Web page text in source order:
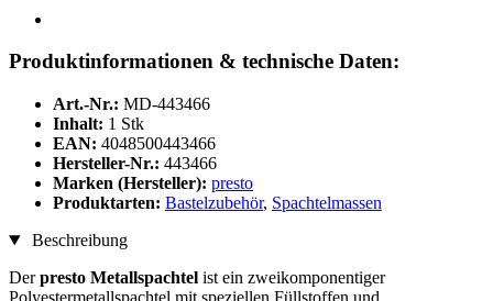
Produktinformationen & technische Daten:
Art.-Nr.: MD-443466
Inhalt: 1 Stk
EAN: 4048500443466
Hersteller-Nr.: 443466
Marken (Hersteller): presto
Produktarten: Bastelzubehör, Spachtelmassen
Beschreibung
Derpresto Metallspachtel ist ein zweikomponentiger
Polyestermetallspachtel mit speziellen Füllstoffen und